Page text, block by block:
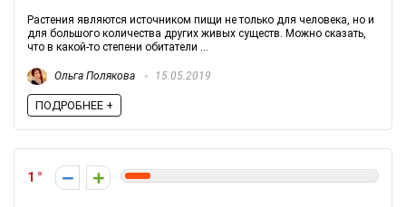
Растения являются источником пищи не только для человека, но и
для большого количества других живых существ. Можно сказать,
что в какой-то степени обитатели ...
Ольга Полякова 15.05.2019
ПОДРОБНЕЕ +
1